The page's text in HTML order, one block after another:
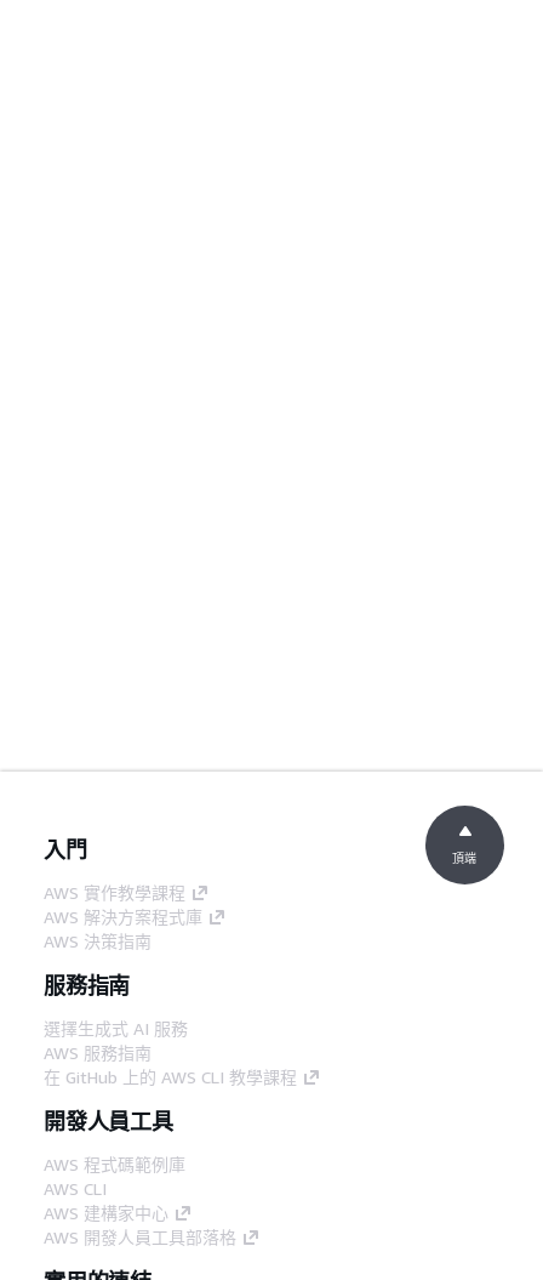
入門
AWS 實作教學課程
AWS 解決方案程式庫
AWS 決策指南
服務指南
選擇生成式 AI 服務
AWS 服務指南
在 GitHub 上的 AWS CLI 教學課程
開發人員工具
AWS 程式碼範例庫
AWS CLI
AWS 建構家中心
AWS 開發人員工具部落格
頂端